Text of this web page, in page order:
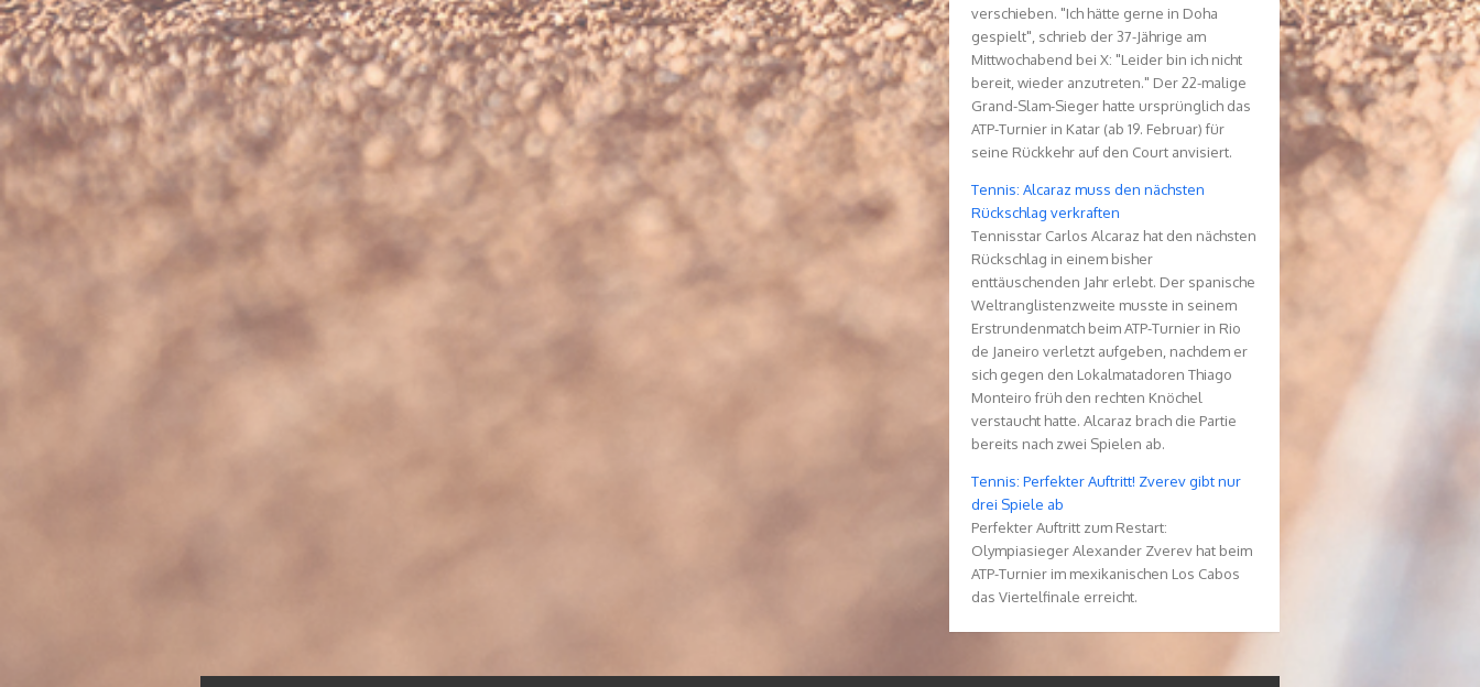
verschieben. "Ich hätte gerne in Doha
gespielt", schrieb der 37-Jährige am
Mittwochabend bei X: "Leider bin ich nicht
bereit, wieder anzutreten." Der 22-malige
Grand-Slam-Sieger hatte ursprünglich das
ATP-Turnier in Katar (ab 19. Februar) für
seine Rückkehr auf den Court anvisiert.
Tennis: Alcaraz muss den nächsten
Rückschlag verkraften
Tennisstar Carlos Alcaraz hat den nächsten
Rückschlag in einem bisher
enttäuschenden Jahr erlebt. Der spanische
Weltranglistenzweite musste in seinem
Erstrundenmatch beim ATP-Turnier in Rio
de Janeiro verletzt aufgeben, nachdem er
sich gegen den Lokalmatadoren Thiago
Monteiro früh den rechten Knöchel
verstaucht hatte. Alcaraz brach die Partie
bereits nach zwei Spielen ab.
Tennis: Perfekter Auftritt! Zverev gibt nur
drei Spiele ab
Perfekter Auftritt zum Restart:
Olympiasieger Alexander Zverev hat beim
ATP-Turnier im mexikanischen Los Cabos
das Viertelfinale erreicht.